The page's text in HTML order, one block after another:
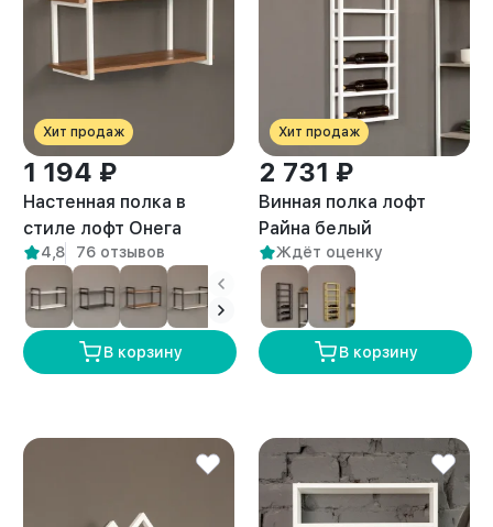
Хит продаж
1 194 ₽
Настенная полка в
стиле лофт Онега
белый/амаретто
4,8 76 отзывов
В корзину
Хит продаж
2 731 ₽
Винная полка лофт
Райна белый
Ждёт оценку
В корзину